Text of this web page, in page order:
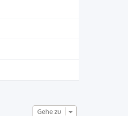
Gehe zu